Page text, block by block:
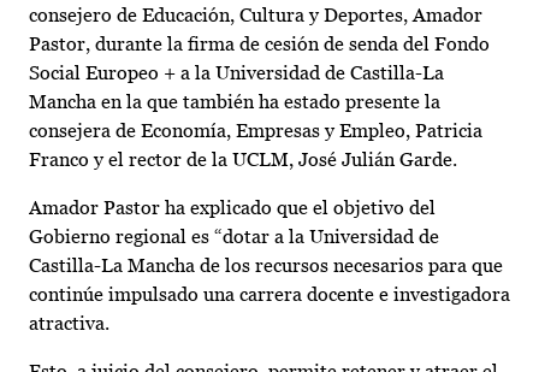
consejero de Educación, Cultura y Deportes, Amador
Pastor, durante la firma de cesión de senda del Fondo
Social Europeo + a la Universidad de Castilla-La
Mancha en la que también ha estado presente la
consejera de Economía, Empresas y Empleo, Patricia
Franco y el rector de la UCLM, José Julián Garde.
Amador Pastor ha explicado que el objetivo del
Gobierno regional es “dotar a la Universidad de
Castilla-La Mancha de los recursos necesarios para que
continúe impulsado una carrera docente e investigadora
atractiva.